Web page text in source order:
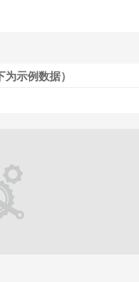
为示例数据）